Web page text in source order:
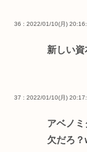
36 : 2022/01/10(月)
新しい
37 : 2022/01/10(月)
アベノ
欠だろ？